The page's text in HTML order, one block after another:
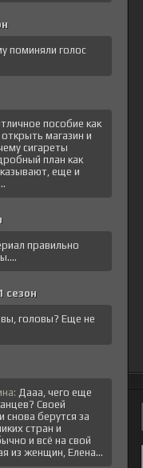
поминяли голос
пособие как
магазин и
сигареты
план как
еще и
правильно
сезон
головы? Еще не
Дааа, чего еще
Своей
снова берутся за
стран и
и всё на свой
из женщин, Елена...